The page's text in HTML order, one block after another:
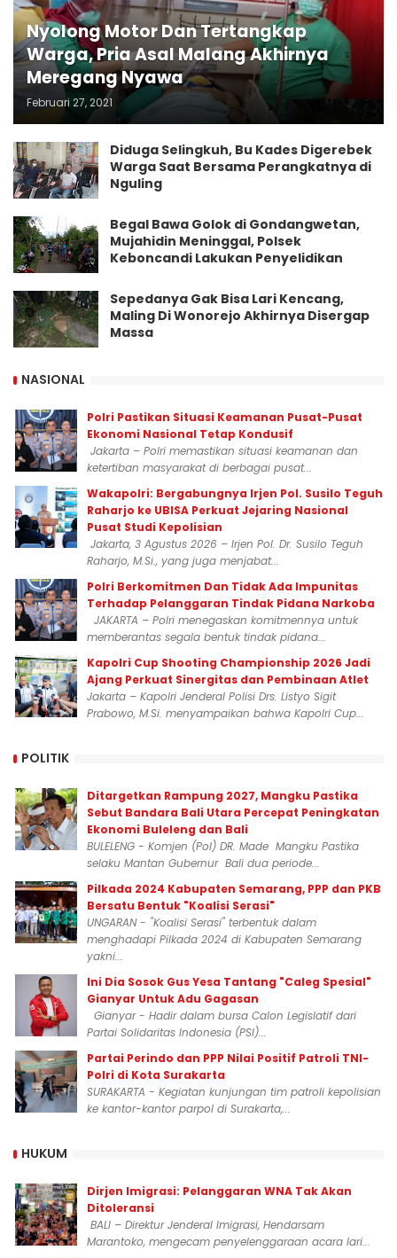
Nyolong Motor Dan Tertangkap
Warga, Pria Asal Malang Akhirnya
Meregang Nyawa
Februari 27, 2021
Diduga Selingkuh, Bu Kades Digerebek
Warga Saat Bersama Perangkatnya di
Nguling
Begal Bawa Golok di Gondangwetan,
Mujahidin Meninggal, Polsek
Keboncandi Lakukan Penyelidikan
Sepedanya Gak Bisa Lari Kencang,
Maling Di Wonorejo Akhirnya Disergap
Massa
NASIONAL
Polri Pastikan Situasi Keamanan Pusat-Pusat
Ekonomi Nasional Tetap Kondusif
Jakarta – Polri memastikan situasi keamanan dan
ketertiban masyarakat di berbagai pusat...
Wakapolri: Bergabungnya Irjen Pol. Susilo Teguh
Raharjo ke UBISA Perkuat Jejaring Nasional
Pusat Studi Kepolisian
Jakarta, 3 Agustus 2026 – Irjen Pol. Dr. Susilo Teguh
Raharjo, M.Si., yang juga menjabat...
Polri Berkomitmen Dan Tidak Ada Impunitas
Terhadap Pelanggaran Tindak Pidana Narkoba
JAKARTA – Polri menegaskan komitmennya untuk
memberantas segala bentuk tindak pidana...
Kapolri Cup Shooting Championship 2026 Jadi
Ajang Perkuat Sinergitas dan Pembinaan Atlet
Jakarta – Kapolri Jenderal Polisi Drs. Listyo Sigit
Prabowo, M.Si. menyampaikan bahwa Kapolri Cup...
POLITIK
Ditargetkan Rampung 2027, Mangku Pastika
Sebut Bandara Bali Utara Percepat Peningkatan
Ekonomi Buleleng dan Bali
BULELENG - Komjen (Pol) DR. Made Mangku Pastika
selaku Mantan Gubernur Bali dua periode...
Pilkada 2024 Kabupaten Semarang, PPP dan PKB
Bersatu Bentuk "Koalisi Serasi"
UNGARAN - "Koalisi Serasi" terbentuk dalam
menghadapi Pilkada 2024 di Kabupaten Semarang
yakni...
Ini Dia Sosok Gus Yesa Tantang "Caleg Spesial"
Gianyar Untuk Adu Gagasan
Gianyar - Hadir dalam bursa Calon Legislatif dari
Partai Solidaritas Indonesia (PSI)...
Partai Perindo dan PPP Nilai Positif Patroli TNI-
Polri di Kota Surakarta
SURAKARTA - Kegiatan kunjungan tim patroli kepolisian
ke kantor-kantor parpol di Surakarta,...
HUKUM
Dirjen Imigrasi: Pelanggaran WNA Tak Akan
Ditoleransi
BALI – Direktur Jenderal Imigrasi, Hendarsam
Marantoko, mengecam penyelenggaraan acara lari...